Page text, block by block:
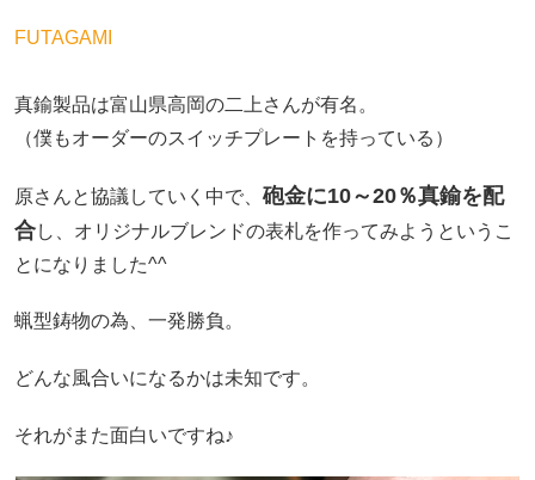
FUTAGAMI
真鍮製品は富山県高岡の二上さんが有名。
（僕もオーダーのスイッチプレートを持っている）
原さんと協議していく中で、 砲金に10～20％真鍮を配
合し、オリジナルブレンドの表札を作ってみようというこ
とになりました^^
蝋型鋳物の為、一発勝負。
どんな風合いになるかは未知です。
それがまた面白いですね♪